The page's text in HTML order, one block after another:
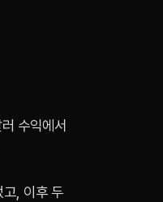
수익에서
, 이후 두